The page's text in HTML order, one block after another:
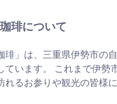
琲について
琲」は、三重県伊勢市の
ています。 これまで伊勢
れるお参りや観光の皆様